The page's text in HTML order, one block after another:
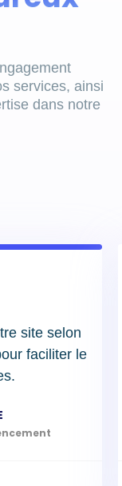
services, ainsi
dans notre
site selon
faciliter le